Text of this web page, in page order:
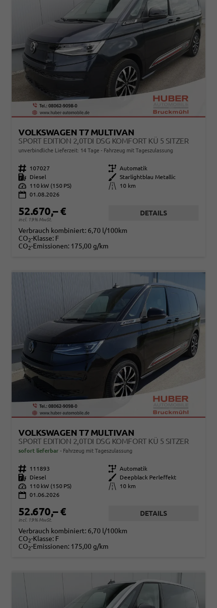
VOLKSWAGEN T7 MULTIVAN
SPORT EDITION 2,0TDI DSG KOMFORT KÜ 5 SITZER
unverbindliche Lieferzeit: 14 Tage Fahrzeug mit Tageszulassung
Fahrzeugnr. 107027 Getriebe Automatik
Kraftstoff
Diesel Außenfarbe
Starlightblau Metallic
Leistung
110 kW (150 PS) Kilometerstand
10 km
01.08.2026
52.670,– €
incl. 19% MwSt.
DETAILS
Verbrauch kombiniert: 6,70 l/100km
CO2-Klasse: F
CO2-Emissionen: 175,00 g/km
VOLKSWAGEN T7 MULTIVAN
SPORT EDITION 2,0TDI DSG KOMFORT KÜ 5 SITZER
sofort lieferbar Fahrzeug mit Tageszulassung
Fahrzeugnr. 111893 Getriebe Automatik
Kraftstoff
Diesel Außenfarbe
Deepblack Perleffekt
Leistung
110 kW (150 PS) Kilometerstand
10 km
01.06.2026
52.670,– €
incl. 19% MwSt.
DETAILS
Verbrauch kombiniert: 6,70 l/100km
CO2-Klasse: F
CO2-Emissionen: 175,00 g/km